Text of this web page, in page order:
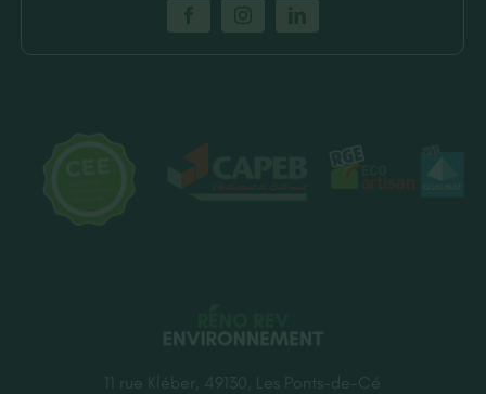
11 rue Kléber, 49130, Les Ponts-de-Cé